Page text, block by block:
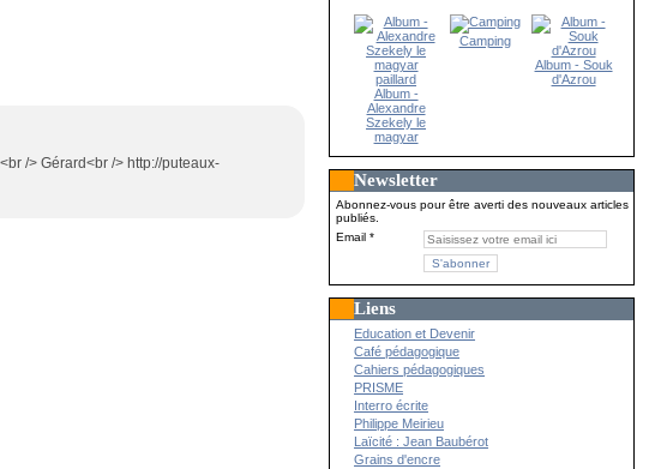
/> Gérard<br /> http://puteaux-
Album -
Alexandre
Szekely le
magyar
Camping
Album - Souk
d'Azrou
Newsletter
Abonnez-vous pour être averti des nouveaux articles
publiés.
Email
Liens
Education et Devenir
Café pédagogique
Cahiers pédagogiques
PRISME
Interro écrite
Philippe Meirieu
Laïcité : Jean Baubérot
Grains d'encre